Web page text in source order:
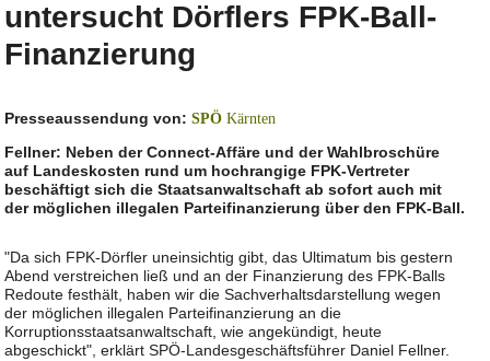
untersucht Dörflers FPK-Ball-
Finanzierung
Presseaussendung von:SPÖ Kärnten
Fellner: Neben der Connect-Affäre und der Wahlbroschüre
auf Landeskosten rund um hochrangige FPK-Vertreter
beschäftigt sich die Staatsanwaltschaft ab sofort auch mit
der möglichen illegalen Parteifinanzierung über den FPK-Ball.
"Da sich FPK-Dörfler uneinsichtig gibt, das Ultimatum bis gestern
Abend verstreichen ließ und an der Finanzierung des FPK-Balls
Redoute festhält, haben wir die Sachverhaltsdarstellung wegen
der möglichen illegalen Parteifinanzierung an die
Korruptionsstaatsanwaltschaft, wie angekündigt, heute
abgeschickt", erklärt SPÖ-Landesgeschäftsführer Daniel Fellner.